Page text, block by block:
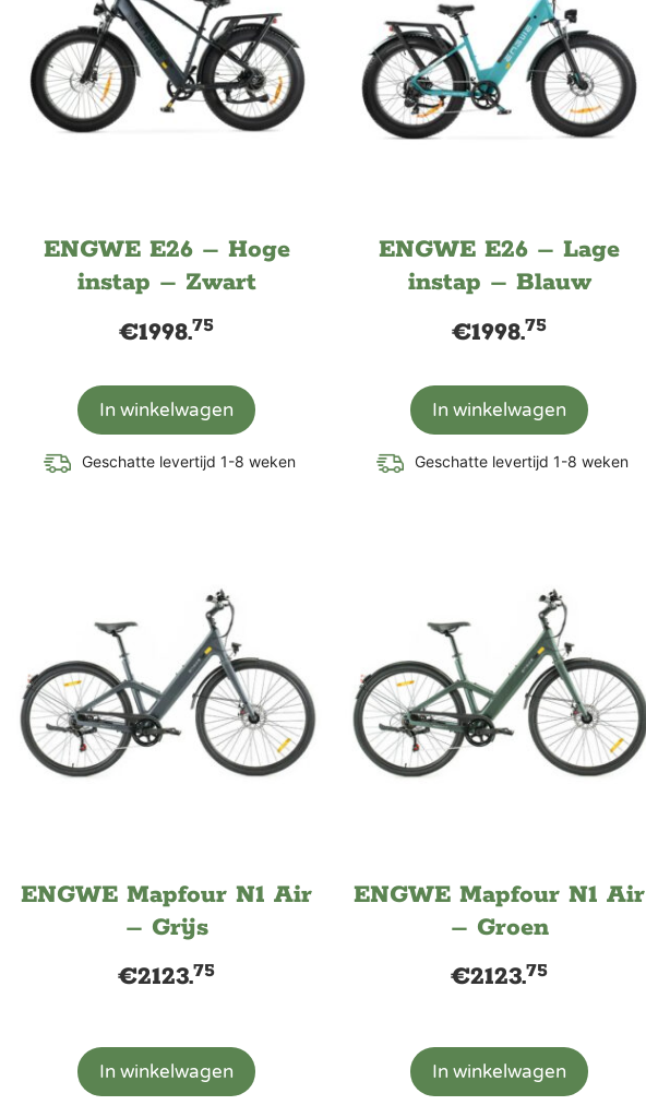
ENGWE E26 – Hoge
instap – Zwart
€1998.75
In winkelwagen
Geschatte levertijd 1-8 weken
ENGWE E26 – Lage
instap – Blauw
€1998.75
In winkelwagen
Geschatte levertijd 1-8 weken
ENGWE Mapfour N1 Air
– Grijs
€2123.75
In winkelwagen
ENGWE Mapfour N1 Air
– Groen
€2123.75
In winkelwagen